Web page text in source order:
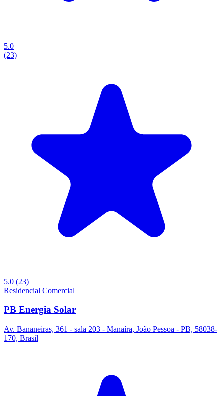
5.0
(23)
5.0 (23)
Residencial Comercial
PB Energia Solar
Av. Bananeiras, 361 - sala 203 - Manaíra, João Pessoa - PB, 58038-
170, Brasil